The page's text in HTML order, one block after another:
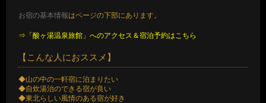
お宿の基本情報はページの下部にあります。
⇒「酸ヶ湯温泉旅館」へのアクセス＆宿泊予約はこちら
【こんな人におススメ】
◆山の中の一軒宿に泊まりたい
◆自炊湯治のできる宿が良い
◆東北らしい風情のある宿が好き